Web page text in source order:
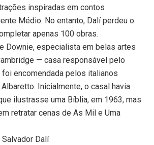
inspiradas em contos
Médio. No entanto, Dalí perdeu o
apenas 100 obras.
Downie, especialista em belas artes
— casa responsável pelo
encomendada pelos italianos
Inicialmente, o casal havia
ilustrasse uma Bíblia, em 1963, mas
retratar cenas de As Mil e Uma
Dalí